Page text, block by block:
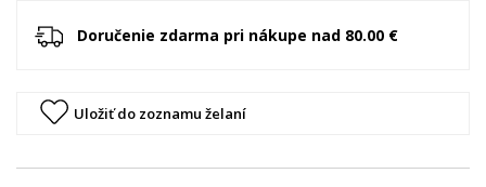
Doručenie zdarma pri nákupe nad 80.00 €
Uložiť do zoznamu želaní